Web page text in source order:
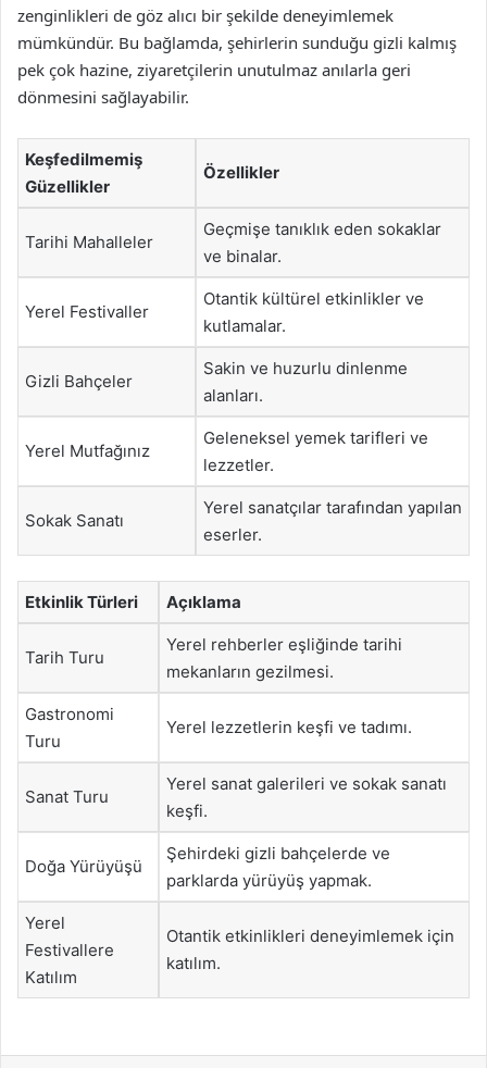
zenginlikleri de göz alıcı bir şekilde deneyimlemek
mümkündür. Bu bağlamda, şehirlerin sunduğu gizli kalmış
pek çok hazine, ziyaretçilerin unutulmaz anılarla geri
dönmesini sağlayabilir.
Keşfedilmemiş
Güzellikler
Özellikler
Tarihi Mahalleler
Geçmişe tanıklık eden sokaklar
ve binalar.
Yerel Festivaller
Otantik kültürel etkinlikler ve
kutlamalar.
Gizli Bahçeler
Sakin ve huzurlu dinlenme
alanları.
Yerel Mutfağınız
Geleneksel yemek tarifleri ve
lezzetler.
Sokak Sanatı
Yerel sanatçılar tarafından yapılan
eserler.
Etkinlik Türleri Açıklama
Tarih Turu
Yerel rehberler eşliğinde tarihi
mekanların gezilmesi.
Gastronomi
Turu
Yerel lezzetlerin keşfi ve tadımı.
Sanat Turu
Yerel sanat galerileri ve sokak sanatı
keşfi.
Doğa Yürüyüşü
Şehirdeki gizli bahçelerde ve
parklarda yürüyüş yapmak.
Yerel
Festivallere
Katılım
Otantik etkinlikleri deneyimlemek için
katılım.